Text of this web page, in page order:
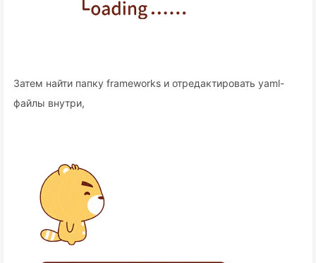
Затем найти папку frameworks и отредактировать yaml-
файлы внутри,